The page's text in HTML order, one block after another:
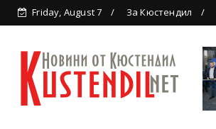
Friday, August 7 За Кюстендил